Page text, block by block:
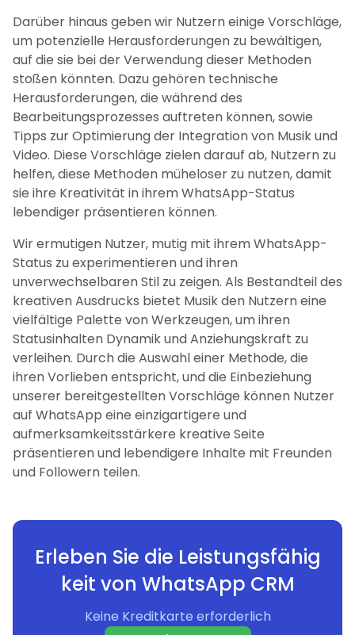
Darüber hinaus geben wir Nutzern einige Vorschläge,
um potenzielle Herausforderungen zu bewältigen,
auf die sie bei der Verwendung dieser Methoden
stoßen könnten. Dazu gehören technische
Herausforderungen, die während des
Bearbeitungsprozesses auftreten können, sowie
Tipps zur Optimierung der Integration von Musik und
Video. Diese Vorschläge zielen darauf ab, Nutzern zu
helfen, diese Methoden müheloser zu nutzen, damit
sie ihre Kreativität in ihrem WhatsApp-Status
lebendiger präsentieren können.
Wir ermutigen Nutzer, mutig mit ihrem WhatsApp-
Status zu experimentieren und ihren
unverwechselbaren Stil zu zeigen. Als Bestandteil des
kreativen Ausdrucks bietet Musik den Nutzern eine
vielfältige Palette von Werkzeugen, um ihren
Statusinhalten Dynamik und Anziehungskraft zu
verleihen. Durch die Auswahl einer Methode, die
ihren Vorlieben entspricht, und die Einbeziehung
unserer bereitgestellten Vorschläge können Nutzer
auf WhatsApp eine einzigartigere und
aufmerksamkeitsstärkere kreative Seite
präsentieren und lebendigere Inhalte mit Freunden
und Followern teilen.
Erleben Sie die Leistungsfähig
keit von WhatsApp CRM
Keine Kreditkarte erforderlich